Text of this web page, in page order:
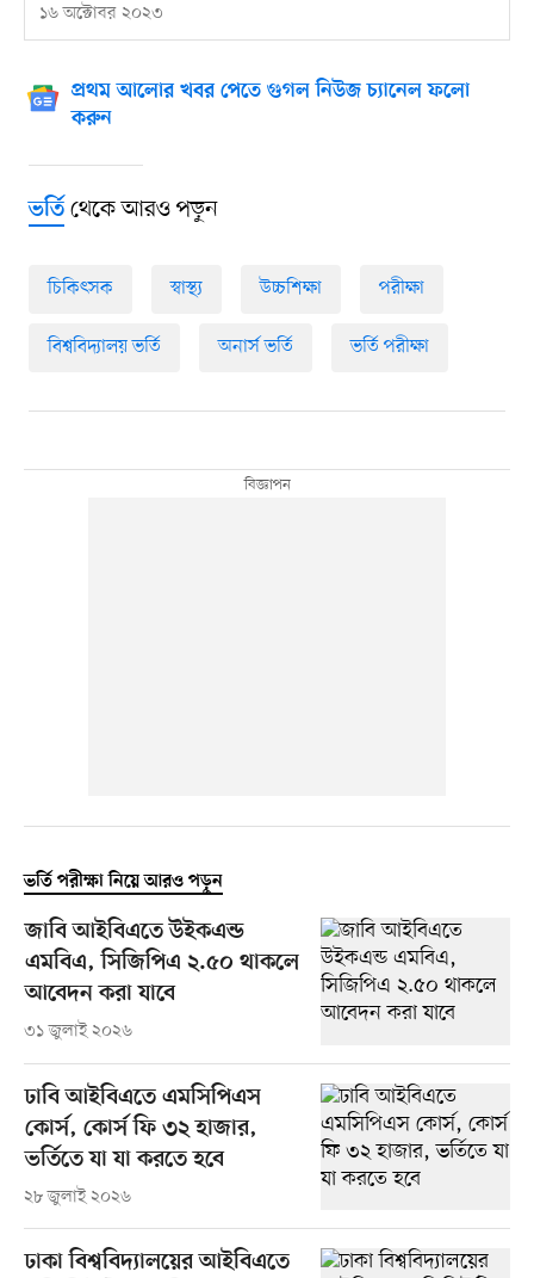
১৬ অক্টোবর ২০২৩
প্রথম আলোর খবর পেতে গুগল নিউজ চ্যানেল ফলো
করুন
ভর্তিথেকে আরও পড়ুন
চিকিৎসক স্বাস্থ্য উচ্চশিক্ষা পরীক্ষা
বিশ্ববিদ্যালয় ভর্তি অনার্স ভর্তি ভর্তি পরীক্ষা
ভর্তি পরীক্ষা নিয়ে আরও পড়ুন
জাবি আইবিএতে উইকএন্ড
এমবিএ, সিজিপিএ ২.৫০ থাকলে
আবেদন করা যাবে
৩১ জুলাই ২০২৬
ঢাবি আইবিএতে এমসিপিএস
কোর্স, কোর্স ফি ৩২ হাজার,
ভর্তিতে যা যা করতে হবে
২৮ জুলাই ২০২৬
ঢাকা বিশ্ববিদ্যালয়ের আইবিএতে